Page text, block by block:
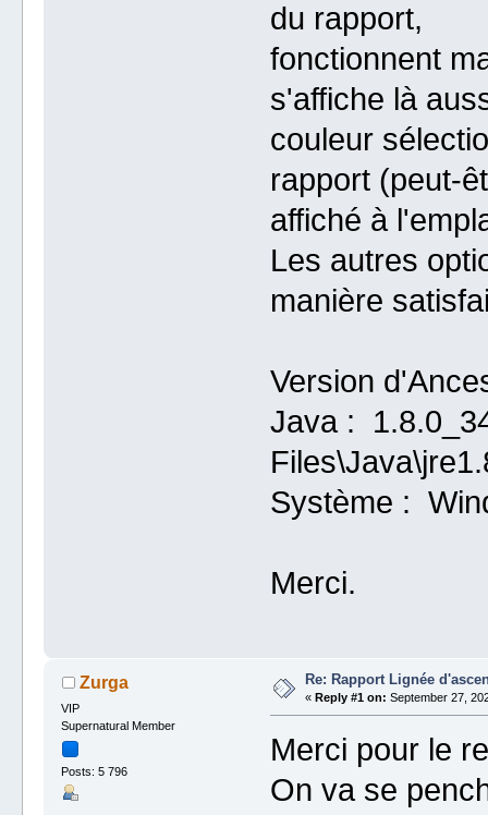
du rapport,
fonctionnent
s'affiche là
couleur
rapport (peut-
affiché à
Les autres
manière
Version
Java :
Système :
Merci.
Zurga
VIP
Supernatural Member
Posts: 5 796
Re: Rapport Lignée
« Reply #1 on: September 27,
Merci pour le
On va se